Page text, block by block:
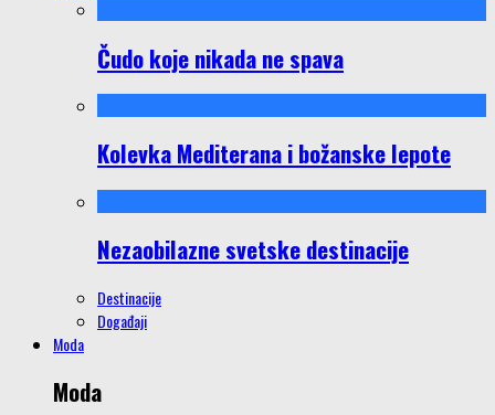
Čudo koje nikada ne spava
Kolevka Mediterana i božanske lepote
Nezaobilazne svetske destinacije
Destinacije
Događaji
Moda
Moda